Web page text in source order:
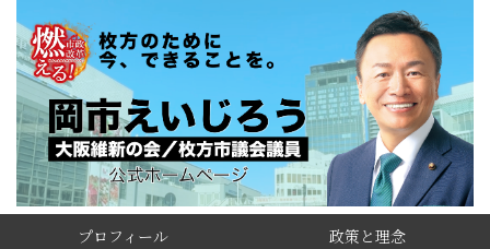
プロフィール
政策と理念